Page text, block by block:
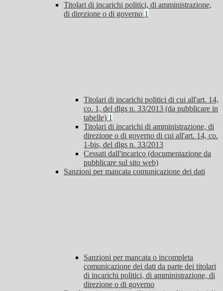
Titolari di incarichi politici, di amministrazione,
di direzione o di governo 1
Titolari di incarichi politici di cui all'art. 14,
co. 1, del dlgs n. 33/2013 (da pubblicare in
tabelle) 1
Titolari di incarichi di amministrazione, di
direzione o di governo di cui all'art. 14, co.
1-bis, del dlgs n. 33/2013
Cessati dall'incarico (documentazione da
pubblicare sul sito web)
Sanzioni per mancata comunicazione dei dati
Sanzioni per mancata o incompleta
comunicazione dei dati da parte dei titolari
di incarichi politici, di amministrazione, di
direzione o di governo